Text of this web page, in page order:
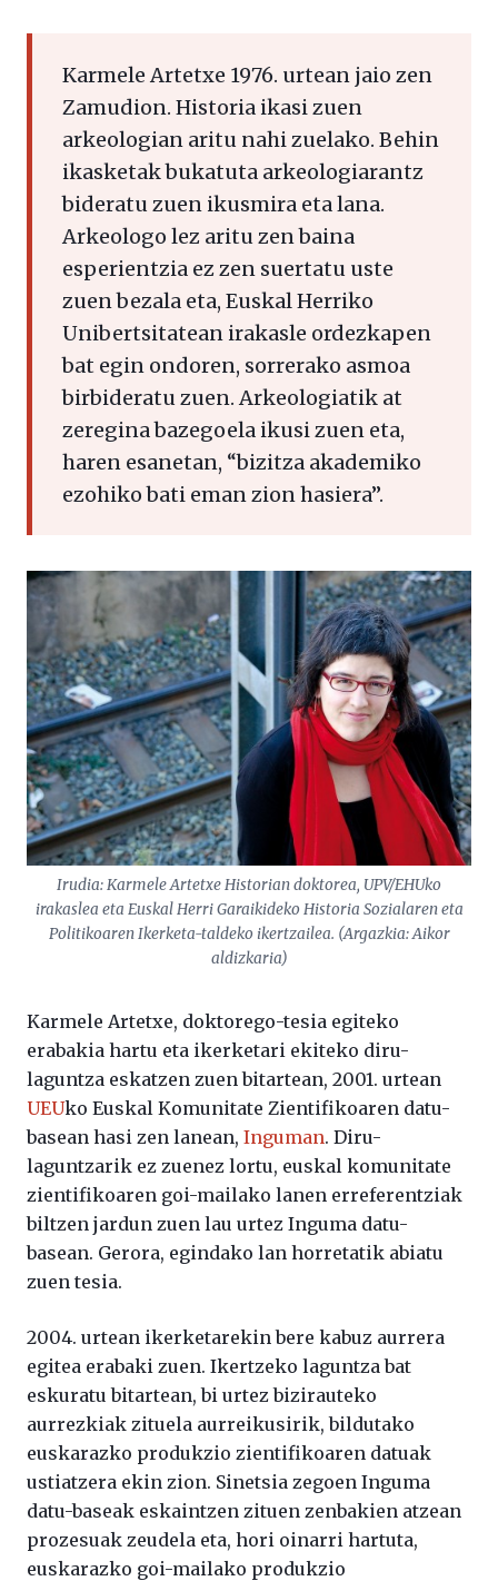
Karmele Artetxe 1976. urtean jaio zen
Zamudion. Historia ikasi zuen
arkeologian aritu nahi zuelako. Behin
ikasketak bukatuta arkeologiarantz
bideratu zuen ikusmira eta lana.
Arkeologo lez aritu zen baina
esperientzia ez zen suertatu uste
zuen bezala eta, Euskal Herriko
Unibertsitatean irakasle ordezkapen
bat egin ondoren, sorrerako asmoa
birbideratu zuen. Arkeologiatik at
zeregina bazegoela ikusi zuen eta,
haren esanetan, “bizitza akademiko
ezohiko bati eman zion hasiera”.
Irudia: Karmele Artetxe Historian doktorea, UPV/EHUko
irakaslea eta Euskal Herri Garaikideko Historia Sozialaren eta
Politikoaren Ikerketa-taldeko ikertzailea. (Argazkia: Aikor
aldizkaria)
Karmele Artetxe, doktorego-tesia egiteko
erabakia hartu eta ikerketari ekiteko diru-
laguntza eskatzen zuen bitartean, 2001. urtean
UEUko Euskal Komunitate Zientifikoaren datu-
basean hasi zen lanean, Inguman. Diru-
laguntzarik ez zuenez lortu, euskal komunitate
zientifikoaren goi-mailako lanen erreferentziak
biltzen jardun zuen lau urtez Inguma datu-
basean. Gerora, egindako lan horretatik abiatu
zuen tesia.
2004. urtean ikerketarekin bere kabuz aurrera
egitea erabaki zuen. Ikertzeko laguntza bat
eskuratu bitartean, bi urtez bizirauteko
aurrezkiak zituela aurreikusirik, bildutako
euskarazko produkzio zientifikoaren datuak
ustiatzera ekin zion. Sinetsia zegoen Inguma
datu-baseak eskaintzen zituen zenbakien atzean
prozesuak zeudela eta, hori oinarri hartuta,
euskarazko goi-mailako produkzio